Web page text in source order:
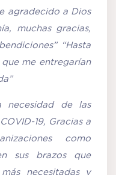
agradecido a Dios
muchas gracias,
“Hasta
me entregarían
necesidad de las
19, Gracias a
como
sus brazos que
necesitadas y